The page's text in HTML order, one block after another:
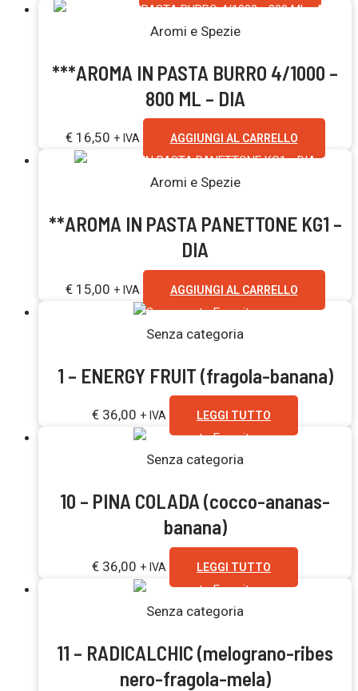
Aromi e Spezie
***AROMA IN PASTA BURRO 4/1000 –
800 ML – DIA
€16,50 + IVA AGGIUNGI AL CARRELLO
Aromi e Spezie
**AROMA IN PASTA PANETTONE KG1 –
DIA
€15,00 + IVA AGGIUNGI AL CARRELLO
Esaurito
Senza categoria
1 – ENERGY FRUIT (fragola-banana)
€ 36,00 + IVA LEGGI TUTTO
Esaurito
Senza categoria
10 – PINA COLADA (cocco-ananas-
banana)
€ 36,00 + IVA LEGGI TUTTO
Esaurito
Senza categoria
11 – RADICALCHIC (melograno-ribes
nero-fragola-mela)